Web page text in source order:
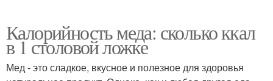
Калорийность меда: сколько ккал
в 1 столовой ложке
Мед - это сладкое, вкусное и полезное для здоровья